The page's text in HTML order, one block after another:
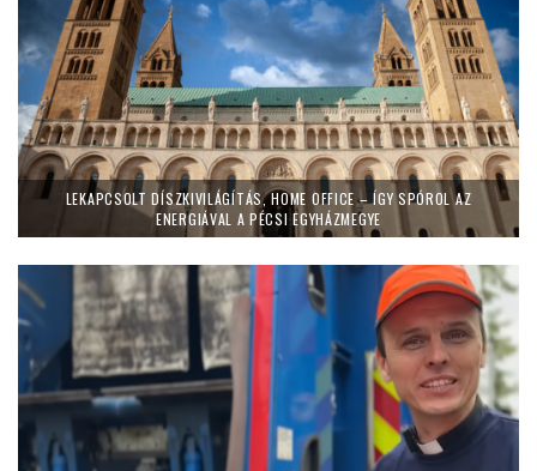
LEKAPCSOLT DÍSZKIVILÁGÍTÁS, HOME OFFICE – ÍGY SPÓROL AZ
ENERGIÁVAL A PÉCSI EGYHÁZMEGYE